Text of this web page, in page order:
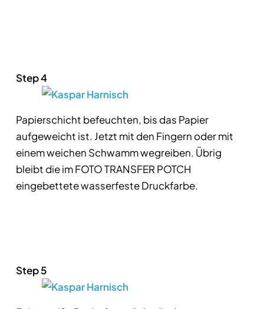
Step 4
Papierschicht befeuchten, bis das Papier
aufgeweicht ist. Jetzt mit den Fingern oder mit
einem weichen Schwamm wegreiben. Übrig
bleibt die im FOTO TRANSFER POTCH
eingebettete wasserfeste Druckfarbe.
Step 5